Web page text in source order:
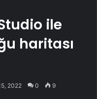
ile
haritası
2022 0 9